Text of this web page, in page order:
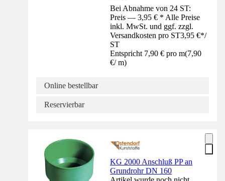
Bei Abnahme von 24 ST:
Preis — 3,95 € * Alle Preise
inkl. MwSt. und ggf. zzgl.
Versandkosten pro ST3,95 €*/
ST
Entspricht 7,90 € pro m(7,90
€/ m)
Online bestellbar
Reservierbar
KG 2000 Anschluß PP an
Grundrohr DN 160